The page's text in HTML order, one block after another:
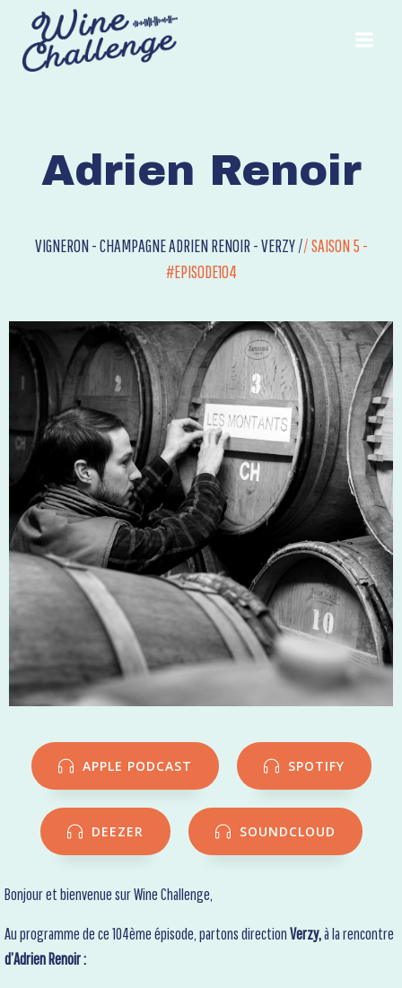
Adrien Renoir
VIGNERON - CHAMPAGNE ADRIEN RENOIR - VERZY //SAISON 5 -
#EPISODE104
APPLE PODCAST SPOTIFY
DEEZER SOUNDCLOUD
Bonjour et bienvenue sur Wine Challenge,
Au programme de ce 104ème épisode, partons directionVerzy,à la rencontre
d’Adrien Renoir :